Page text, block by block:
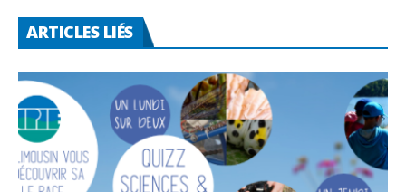
ARTICLES LIÉS